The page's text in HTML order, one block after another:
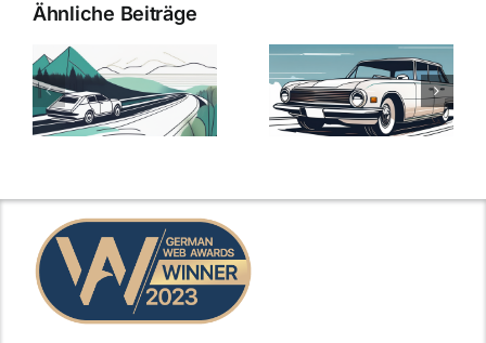
Ähnliche Beiträge
Versicherung:
Günstige Kfz-
Versicherungstarife
mit Top-
Kfz-
Die besten
Angebote im